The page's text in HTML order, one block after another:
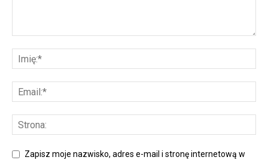
Zapisz moje nazwisko, adres e-mail i stronę internetową w